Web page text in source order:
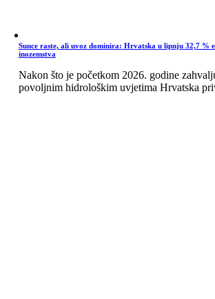
Sunce raste, ali uvoz dominira: Hrvatska u lipnju 32,7 %
inozemstva
Nakon što je početkom 2026. godine
povoljnim hidrološkim uvjetima Hrvatska